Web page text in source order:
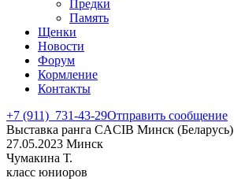
Предки
Память
Щенки
Новости
Форум
Кормление
Контакты
+7 (911) 731-43-29Отправить сообщение
Выставка ранга CACIB Минск (Беларусь)
27.05.2023 Минск
Чумакина Т.
класс юниоров